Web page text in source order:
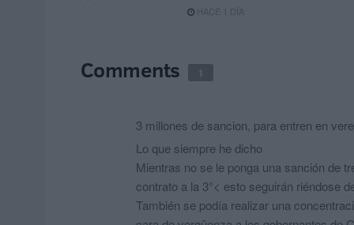
HACE 1 DÍA
Comments 1
3 millones de sancion, para entren en
Lo que siempre he dicho
Mientras no se le ponga una sanción de
contrato a la 3°< esto seguirán riéndose
También se podía realizar una